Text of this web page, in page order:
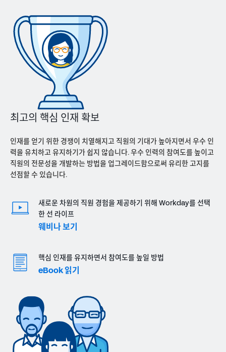
최고의 핵심 인재 확보
인재를 얻기 위한 경쟁이 치열해지고 직원의 기대가 높아지면서 우수 인
력을 유치하고 유지하기가 쉽지 않습니다. 우수 인력의 참여도를 높이고
직원의 전문성을 개발하는 방법을 업그레이드함으로써 유리한 고지를
선점할 수 있습니다.
새로운 차원의 직원 경험을 제공하기 위해 Workday를 선택
한 선 라이프
웨비나 보기
핵심 인재를 유지하면서 참여도를 높일 방법
eBook 읽기